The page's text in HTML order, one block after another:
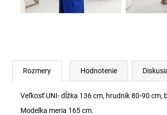
Rozmery Hodnotenie
Veľkosť UNI- dĺžka 136 cm, hrudník 80-90 cm,
Modelka meria 165 cm.